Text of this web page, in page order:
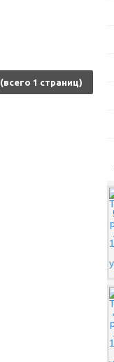
1 страниц)